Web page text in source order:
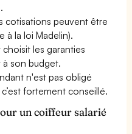
cotisations peuvent être
à la loi Madelin).
les garanties
à son budget.
n'est pas obligé
fortement conseillé.
un coiffeur salarié